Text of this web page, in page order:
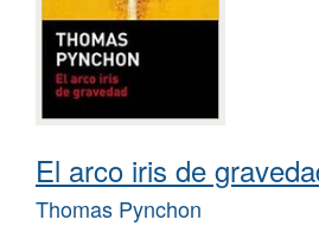
El arco iris de
Thomas Pynchon